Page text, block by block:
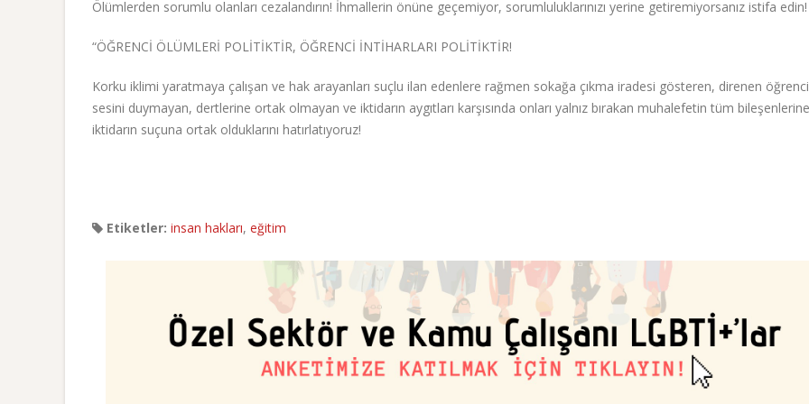
Ölümlerden sorumlu olanları cezalandırın! İhmallerin önüne geçemiyor, sorumluluklarınızı yerine getiremiyorsanız istifa edin!
“ÖĞRENCİ ÖLÜMLERİ POLİTİKTİR, ÖĞRENCİ İNTİHARLARI POLİTİKTİR!
Korku iklimi yaratmaya çalışan ve hak arayanları suçlu ilan edenlere rağmen sokağa çıkma iradesi gösteren, direnen
sesini duymayan, dertlerine ortak olmayan ve iktidarın aygıtları karşısında onları yalnız bırakan muhalefetin tüm
iktidarın suçuna ortak olduklarını hatırlatıyoruz!
Etiketler: insan hakları, eğitim